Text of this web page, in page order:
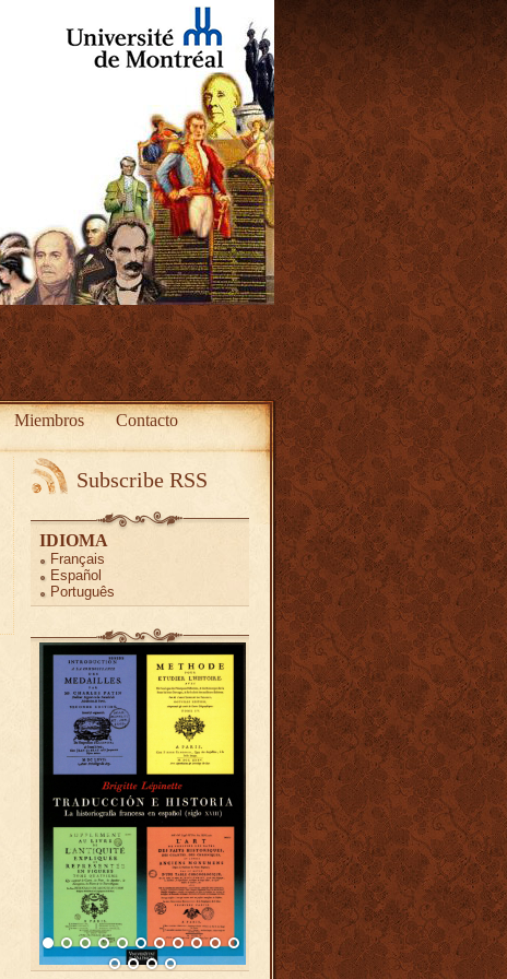
Miembros Contacto
Subscribe RSS
IDIOMA
Français
Español
Português